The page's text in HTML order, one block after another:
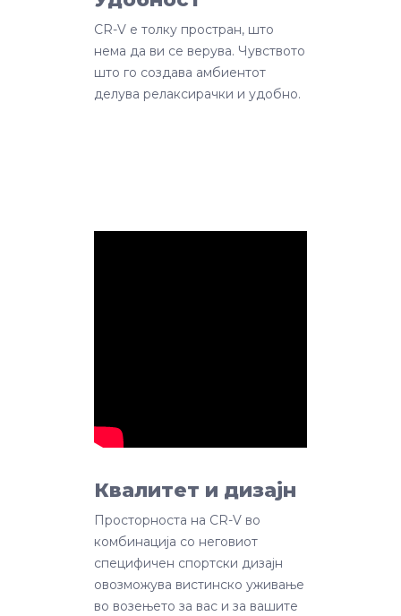
CR-V е толку простран, што
нема да ви се верува. Чувството
што го создава амбиентот
делува релаксирачки и удобно.
Квалитет и дизајн
Просторноста на CR-V во
комбинација со неговиот
специфичен спортски дизајн
овозможува вистинско уживање
во возењето за вас и за вашите